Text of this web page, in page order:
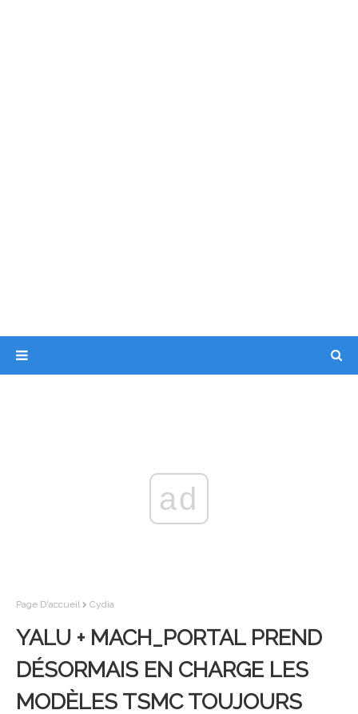
ad
Page D'accueil Cydia
YALU + MACH_PORTAL PREND
DÉSORMAIS EN CHARGE LES
MODÈLES TSMC TOUJOURS